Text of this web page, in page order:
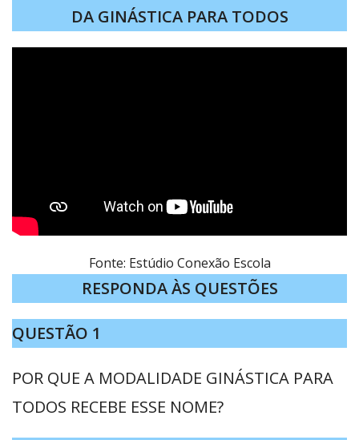
DA GINÁSTICA PARA TODOS
Fonte: Estúdio Conexão Escola
RESPONDA ÀS QUESTÕES
QUESTÃO 1
POR QUE A MODALIDADE GINÁSTICA PARA
TODOS RECEBE ESSE NOME?